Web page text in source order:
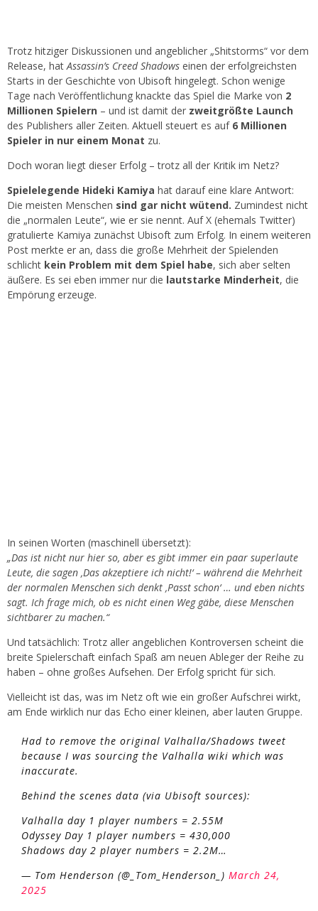
Trotz hitziger Diskussionen und angeblicher „Shitstorms“ vor dem
Release, hatAssassin’s Creed Shadows einen der erfolgreichsten
Starts in der Geschichte von Ubisoft hingelegt. Schon wenige
Tage nach Veröffentlichung knackte das Spiel die Marke von 2
Millionen Spielern – und ist damit der zweitgrößte Launch
des Publishers aller Zeiten. Aktuell steuert es auf 6 Millionen
Spieler in nur einem Monat zu.
Doch woran liegt dieser Erfolg – trotz all der Kritik im Netz?
Spielelegende Hideki Kamiya hat darauf eine klare Antwort:
Die meisten Menschen sind gar nicht wütend. Zumindest nicht
die „normalen Leute“, wie er sie nennt. Auf X (ehemals Twitter)
gratulierte Kamiya zunächst Ubisoft zum Erfolg. In einem weiteren
Post merkte er an, dass die große Mehrheit der Spielenden
schlicht kein Problem mit dem Spiel habe, sich aber selten
äußere. Es sei eben immer nur die lautstarke Minderheit, die
Empörung erzeuge.
In seinen Worten (maschinell übersetzt):
„Das ist nicht nur hier so, aber es gibt immer ein paar superlaute
Leute, die sagen ‚Das akzeptiere ich nicht!‘ – während die Mehrheit
der normalen Menschen sich denkt ‚Passt schon‘ … und eben nichts
sagt. Ich frage mich, ob es nicht einen Weg gäbe, diese Menschen
sichtbarer zu machen.“
Und tatsächlich: Trotz aller angeblichen Kontroversen scheint die
breite Spielerschaft einfach Spaß am neuen Ableger der Reihe zu
haben – ohne großes Aufsehen. Der Erfolg spricht für sich.
Vielleicht ist das, was im Netz oft wie ein großer Aufschrei wirkt,
am Ende wirklich nur das Echo einer kleinen, aber lauten Gruppe.
Had to remove the original Valhalla/Shadows tweet
because I was sourcing the Valhalla wiki which was
inaccurate.
Behind the scenes data (via Ubisoft sources):
Valhalla day 1 player numbers = 2.55M
Odyssey Day 1 player numbers = 430,000
Shadows day 2 player numbers = 2.2M…
— Tom Henderson (@_Tom_Henderson_) March 24,
2025